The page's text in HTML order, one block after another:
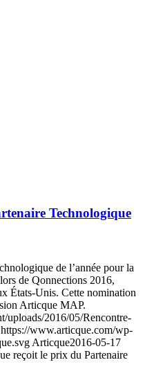
Technologique
de l’année pour la
de Qonnections 2016,
États-Unis. Cette nomination
Articque MAP.
uploads/2016/05/Rencontre-
https://www.articque.com/wp-
Articque2016-05-17
reçoit le prix du Partenaire